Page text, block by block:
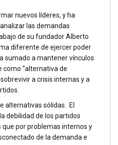
nuevos líderes, y ha
las demandas
de su fundador Alberto
diferente de ejercer poder
sumado a mantener vínculos
como “alternativa de
a crisis internas y a
alternativas sólidas. El
debilidad de los partidos
por problemas internos y
de la demanda e